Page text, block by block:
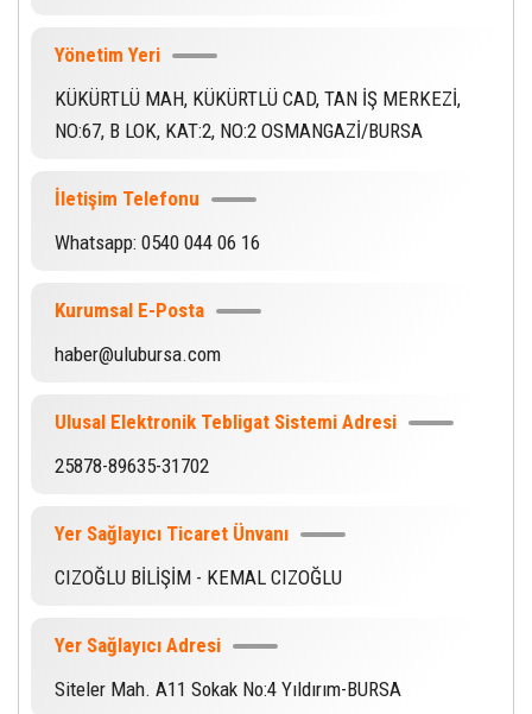
Yönetim Yeri
KÜKÜRTLÜ MAH, KÜKÜRTLÜ CAD, TAN İŞ MERKEZİ,
NO:67, B LOK, KAT:2, NO:2 OSMANGAZİ/BURSA
İletişim Telefonu
Whatsapp: 0540 044 06 16
Kurumsal E-Posta
haber@ulubursa.com
Ulusal Elektronik Tebligat Sistemi Adresi
25878-89635-31702
Yer Sağlayıcı Ticaret Ünvanı
CIZOĞLU BİLİŞİM - KEMAL CIZOĞLU
Yer Sağlayıcı Adresi
Siteler Mah. A11 Sokak No:4 Yıldırım-BURSA